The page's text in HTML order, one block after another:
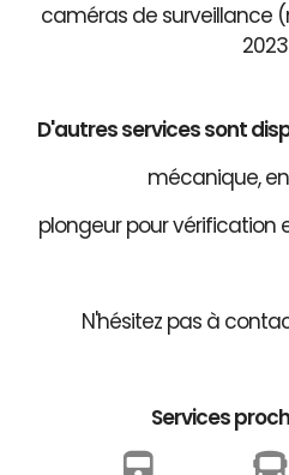
caméras de surveillance
D'autres services sont
mécanique,
plongeur pour
N'hésitez pas à
Services